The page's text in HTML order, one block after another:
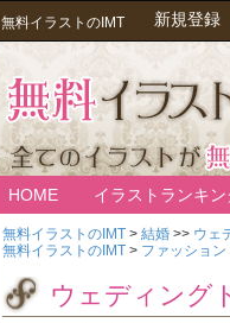
無料イラストのIMT 新規登録
HOME イラストランキン
無料イラストのIMT > 結婚 >> ウェ
無料イラストのIMT > ファッション
ウェディング